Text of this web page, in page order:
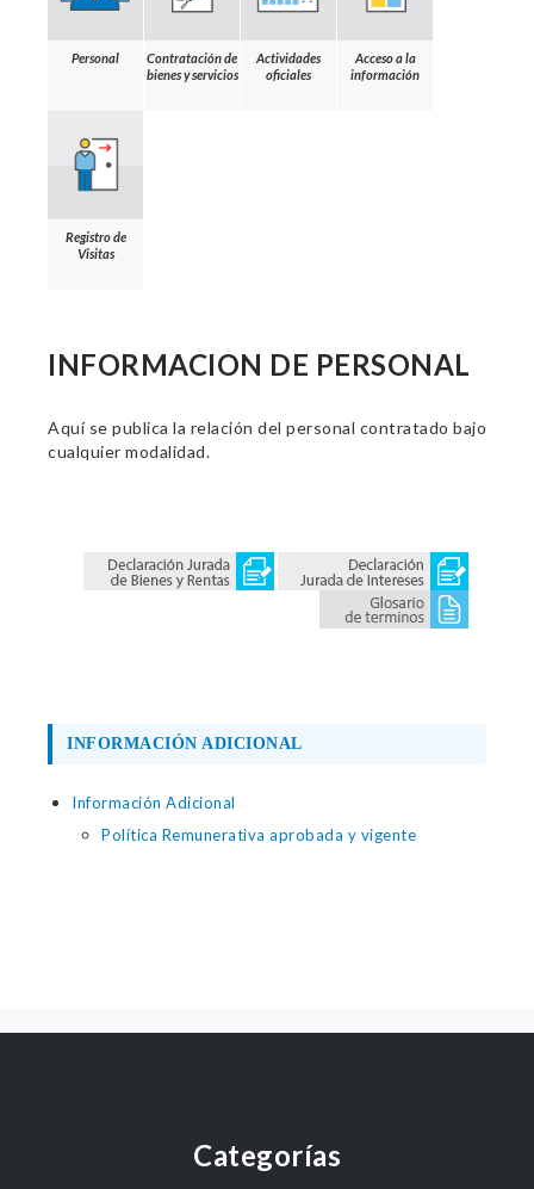
Personal
Contratación de
bienes y servicios
Actividades
oficiales
Acceso a la
información
Registro de
Visitas
INFORMACION DE PERSONAL
Aquí se publica la relación del personal contratado bajo
cualquier modalidad.
INFORMACIÓN ADICIONAL
Información Adicional
Política Remunerativa aprobada y vigente
Categorías